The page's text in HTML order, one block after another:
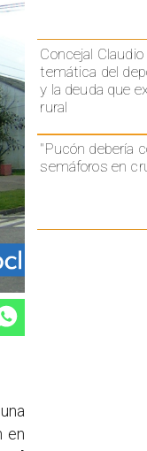
Concejal
temática del
y la deuda que
rural
"Pucón debería
semáforos en
en